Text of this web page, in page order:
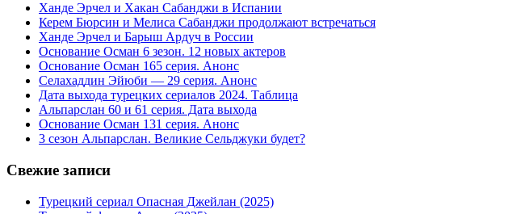
Ханде Эрчел и Хакан Сабанджи в Испании
Керем Бюрсин и Мелиса Сабанджи продолжают встречаться
Ханде Эрчел и Барыш Ардуч в России
Основание Осман 6 зезон. 12 новых актеров
Основание Осман 165 серия. Анонс
Селахаддин Эйюби — 29 серия. Анонс
Дата выхода турецких сериалов 2024. Таблица
Альпарслан 60 и 61 серия. Дата выхода
Основание Осман 131 серия. Анонс
3 сезон Альпарслан. Великие Сельджуки будет?
Свежие записи
Турецкий сериал Опасная Джейлан (2025)